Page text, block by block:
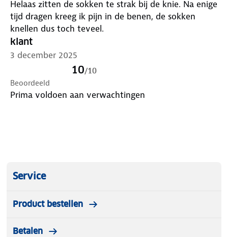
Helaas zitten de sokken te strak bij de knie. Na enige
tijd dragen kreeg ik pijn in de benen, de sokken
knellen dus toch teveel.
klant
3 december 2025
10/10
Beoordeeld
Prima voldoen aan verwachtingen
Service
Product bestellen
Betalen